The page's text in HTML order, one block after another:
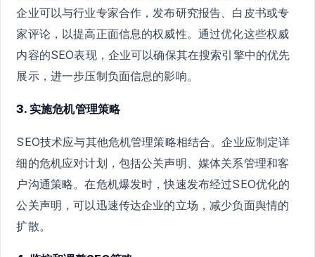
企业可以与行业专家合作，发布研究报告、白皮书或专
家评论，以提高正面信息的权威性。通过优化这些权威
内容的SEO表现，企业可以确保其在搜索引擎中的优先
展示，进一步压制负面信息的影响。
3. 实施危机管理策略
SEO技术应与其他危机管理策略相结合。企业应制定详
细的危机应对计划，包括公关声明、媒体关系管理和客
户沟通策略。在危机爆发时，快速发布经过SEO优化的
公关声明，可以迅速传达企业的立场，减少负面舆情的
扩散。